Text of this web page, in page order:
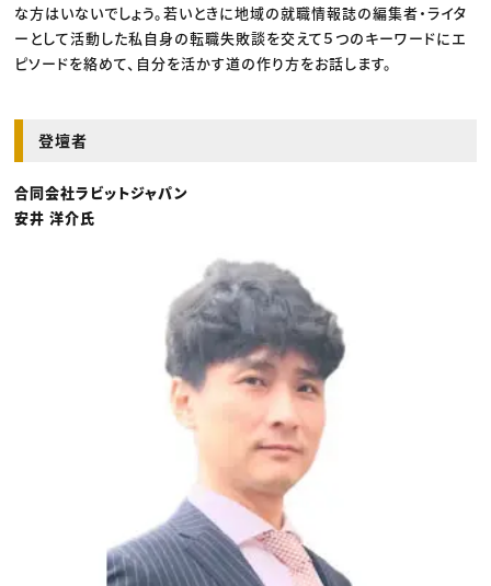
な方はいないでしょう。若いときに地域の就職情報誌の編集者・ライタ
ーとして活動した私自身の転職失敗談を交えて５つのキーワードにエ
ピソードを絡めて、自分を活かす道の作り方をお話します。
登壇者
合同会社ラビットジャパン
安井 洋介氏